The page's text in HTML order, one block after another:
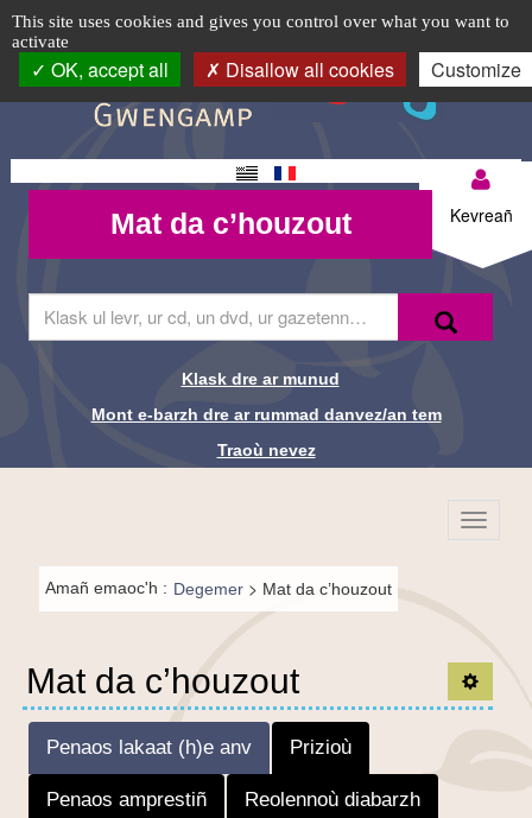
Cookie management panel
This site uses cookies and gives you control over what you want to
activate
OK, accept all Disallow all cookies Customize
TPL_C3RB_RGAA_EVITEMENT_MENU
TPL_C3RB_RGAA_EVITEMENT_CONTENT
TPL_C3RB_RGAA_EVITEMENT_LOGIN
Tres
evit
mont
-
Logo
top-
BR
Changement
de langue
Mon
compte-
Kevreañ
Mat da
c’houzout
Mat da c’houzout
Recherche-
Br
al
Liens de
Klask dre ar munud
Mont e-barzh dre ar rummad danvez/an tem
Traoù nevez
BR-fr
Fil de
navigation-
BR
Amañ emaoc'h : Degemer > Mat da c’houzout
Mat da c’houzout
Penaos lakaat (h)e anv Prizioù
Penaos amprestiñ Reolennoù diabarzh